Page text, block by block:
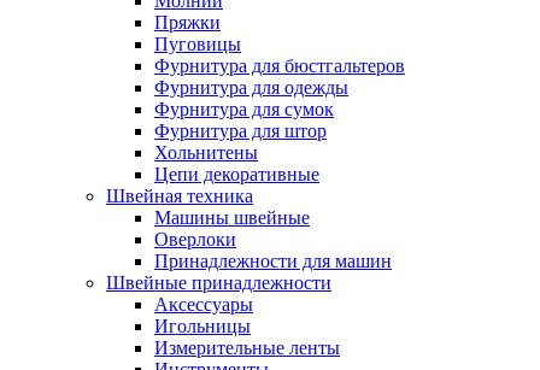
Пряжки
Пуговицы
Фурнитура для бюстгальтеров
Фурнитура для одежды
Фурнитура для сумок
Фурнитура для штор
Хольнитены
Цепи декоративные
Швейная техника
Машины швейные
Оверлоки
Принадлежности для машин
Швейные принадлежности
Аксессуары
Игольницы
Измерительные ленты